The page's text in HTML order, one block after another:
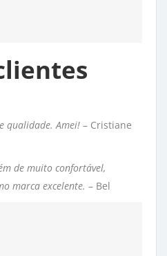
qualidade. Amei! – Cristiane
de muito confortável,
marca excelente. – Bel